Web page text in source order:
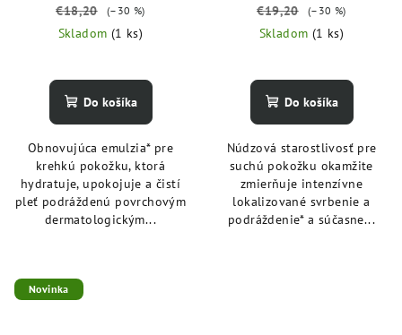
zákrokoch alebo tetovaní 40
€18,20
(–30 %)
Skladom (1 ks)
Do košíka
Obnovujúca emulzia* pre
krehkú pokožku, ktorá
hydratuje, upokojuje a čistí
pleť podráždenú povrchovým
dermatologickým...
suchej koži sprevádzanej
€19,20
(–30 %)
Skladom (1 ks)
Do košíka
Núdzová starostlivosť pre
suchú pokožku okamžite
zmierňuje intenzívne
lokalizované svrbenie a
podráždenie* a súčasne...
Novinka